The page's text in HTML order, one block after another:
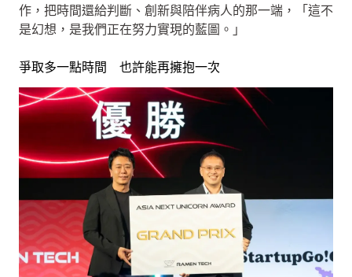
作，把時間還給判斷、創新與陪伴病人的那一端，「這不
是幻想，是我們正在努力實現的藍圖。」
爭取多一點時間 也許能再擁抱一次